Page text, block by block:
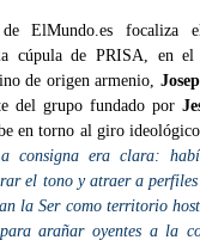
ElMundo.es focaliza
cúpula de PRISA, en
de origen armenio,
del grupo fundado por
en torno al giro
consigna era clara:
el tono y atraer a
la Ser como territorio
arañar oyentes a la